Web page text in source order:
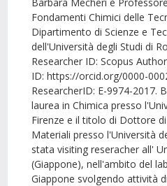
Fondamenti Chimici delle
Dipartimento di Scienze e
dell'Università degli Studi di
Researcher ID: Scopus
ID: https://orcid.org/0000-
ResearcherID: E-9974-2017.
laurea in Chimica presso
Firenze e il titolo di Dottore di
Materiali presso l'Università
stata visiting reseracher all'
(Giappone), nell'ambito del
Giappone svolgendo attività